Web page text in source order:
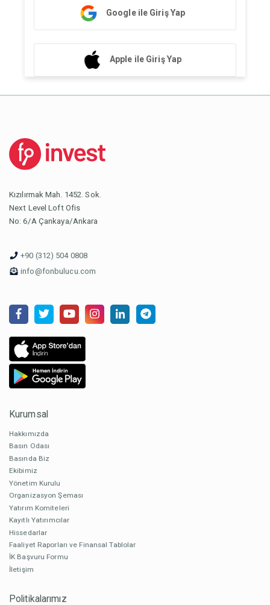
Google ile Giriş Yap
Apple ile Giriş Yap
Kızılırmak Mah. 1452. Sok.
Next Level Loft Ofis
No: 6/A Çankaya/Ankara
+90 (312) 504 0808
info@fonbulucu.com
Kurumsal
Hakkımızda
Basın Odası
Basında Biz
Ekibimiz
Yönetim Kurulu
Organizasyon Şeması
Yatırım Komiteleri
Kayıtlı Yatırımcılar
Hissedarlar
Faaliyet Raporları ve Finansal Tablolar
İK Başvuru Formu
İletişim
Politikalarımız